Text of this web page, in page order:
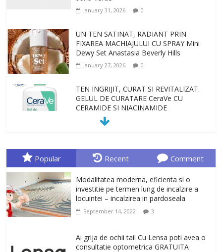
January 31, 2026 0
UN TEN SATINAT, RADIANT PRIN
FIXAREA MACHIAJULUI CU SPRAY Mini
Dewy Set Anastasia Beverly Hills
January 27, 2026 0
TEN INGRIJIT, CURAT SI REVITALIZAT.
GELUL DE CURATARE CeraVe CU
CERAMIDE SI NIACINAMIDE
January 23, 2026
ori o provocare. Idei inedite, cadouri
originale, le puteti avea la Giftspot.ro,
alegere buna, Oglinda de baie cu mărire
și iluminare LED
February 20, 2026 0
un corp sanatos si armonios dezvoltat,
cu Flexor Fitness-dispozitiv pentru
Popular Recent Comment
Modalitatea moderna, eficienta si o
investitie pe termen lung de incalzire a
locuintei – incalzirea in pardoseala
September 14, 2022 3
Ai grija de ochii tai! Cu Lensa poti avea o
consultatie optometrica GRATUITA